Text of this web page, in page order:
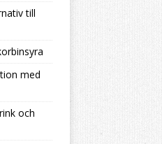
till
med
och